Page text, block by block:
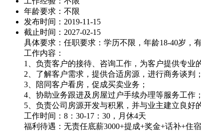
年龄要求：不限
发布时间：2019-11-15
截止时间：2027-02-15
具体要求：任职要求：学历不限，年龄18-40岁，
工作内容：
1、负责客户的接待、咨询工作，为客户提供专业
2、了解客户需求，提供合适房源，进行商务谈判；
3、陪同客户看房，促成买卖业务；
4、协助业务跟进及房屋过户手续办理等服务工作；
5、负责公司房源开发与积累，并与业主建立良好
工作时间：8：30-17：30，月休4天
福利待遇：无责任底薪3000+提成+奖金+话补+住